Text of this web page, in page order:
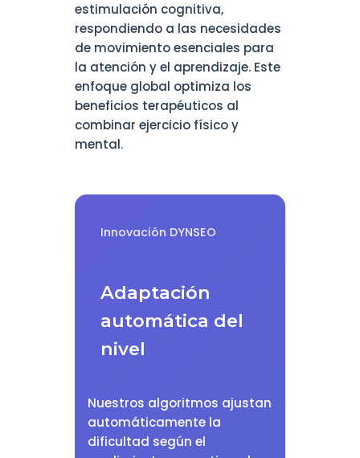
estimulación cognitiva,
respondiendo a las necesidades
de movimiento esenciales para
la atención y el aprendizaje. Este
enfoque global optimiza los
beneficios terapéuticos al
combinar ejercicio físico y
mental.
Innovación DYNSEO
Adaptación
automática del
nivel
Nuestros algoritmos ajustan
automáticamente la
dificultad según el